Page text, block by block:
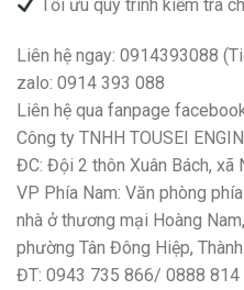
Tối ưu quy trình kiểm tra
Liên hệ ngay: 0914393088
zalo: 0914 393 088
Liên hệ qua fanpage
Công ty TNHH TOUSEI
ĐC: Đội 2 thôn Xuân Bách, xã
VP Phía Nam: Văn phòng
nhà ở thương mại Hoàng
phường Tân Đông Hiệp,
ĐT: 0943 735 866/ 0888